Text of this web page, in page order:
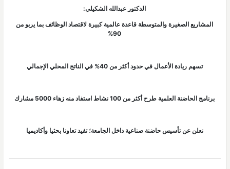
الدكتور عبدالله الشكيلي:
المشاريع الصغيرة والمتوسطة قاعدة عالمية كبيرة لاقتصاد الوظائف بما يربو من
90%
تسهم ريادة الأعمال في حدود أكثر من 40% في الناتج المحلي الإجمالي
برنامج الحاضنة العلمية طرح أكثر من 100 نشاط استفاد منه زهاء 5000 مشارك
نعلن عن تأسيس حاضنة صناعية داخل الجامعة؛ تفيد تعاونا بحثيا وأكاديميا